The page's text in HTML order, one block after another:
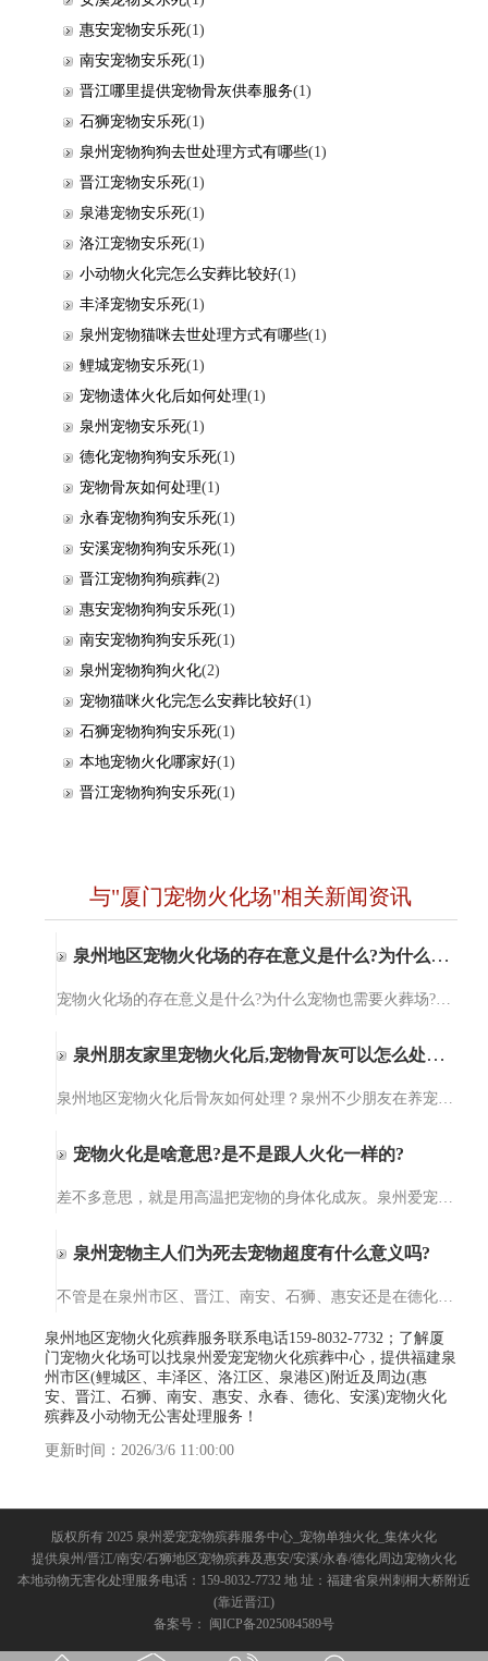
惠安宠物安乐死(1)
南安宠物安乐死(1)
晋江哪里提供宠物骨灰供奉服务(1)
石狮宠物安乐死(1)
泉州宠物狗狗去世处理方式有哪些(1)
晋江宠物安乐死(1)
泉港宠物安乐死(1)
洛江宠物安乐死(1)
小动物火化完怎么安葬比较好(1)
丰泽宠物安乐死(1)
泉州宠物猫咪去世处理方式有哪些(1)
鲤城宠物安乐死(1)
宠物遗体火化后如何处理(1)
泉州宠物安乐死(1)
德化宠物狗狗安乐死(1)
宠物骨灰如何处理(1)
永春宠物狗狗安乐死(1)
安溪宠物狗狗安乐死(1)
晋江宠物狗狗殡葬(2)
惠安宠物狗狗安乐死(1)
南安宠物狗狗安乐死(1)
泉州宠物狗狗火化(2)
宠物猫咪火化完怎么安葬比较好(1)
石狮宠物狗狗安乐死(1)
本地宠物火化哪家好(1)
晋江宠物狗狗安乐死(1)
与"厦门宠物火化场"相关新闻资讯
泉州地区宠物火化场的存在意义是什么?为什么宠物也需要火葬场?
宠物火化场的存在意义是什么?为什么宠物也需要火葬场?泉州爱宠宠物火化服务【15980327732】泉州爱宠宠物火化服务提供宠物殡葬、宠物火化、小动物无公害处理、猫咪火化、狗狗火化，包括泉州、晋江、石狮、南安、惠安及…
泉州朋友家里宠物火化后,宠物骨灰可以怎么处理?
宠物火化是啥意思?是不是跟人火化一样的?
泉州宠物主人们为死去宠物超度有什么意义吗?
不管是在泉州市区、晋江、南安、石狮、惠安还是在德化、水头，都有不少人会为死去的宠物们做法事超度。那你们知道为死去宠物超度法事的意义在哪里呢？今天，爱宠宠物殡葬服务中心小编就给大家来讲一讲为死去宠物做超…
泉州地区宠物火化殡葬服务联系电话159-8032-7732；了解厦
门宠物火化场可以找泉州爱宠宠物火化殡葬中心，提供福建泉
州市区(鲤城区、丰泽区、洛江区、泉港区)附近及周边(惠
安、晋江、石狮、南安、惠安、永春、德化、安溪)宠物火化
殡葬及小动物无公害处理服务！
更新时间：2026/3/6 11:00:00
版权所有 2025 泉州爱宠宠物殡葬服务中心_宠物单独火化_集体火化
提供泉州/晋江/南安/石狮地区宠物殡葬及惠安/安溪/永春/德化周边宠物火化
本地动物无害化处理服务电话：159-8032-7732 地 址：福建省泉州刺桐大桥附近
(靠近晋江)
备案号： 闽ICP备2025084589号